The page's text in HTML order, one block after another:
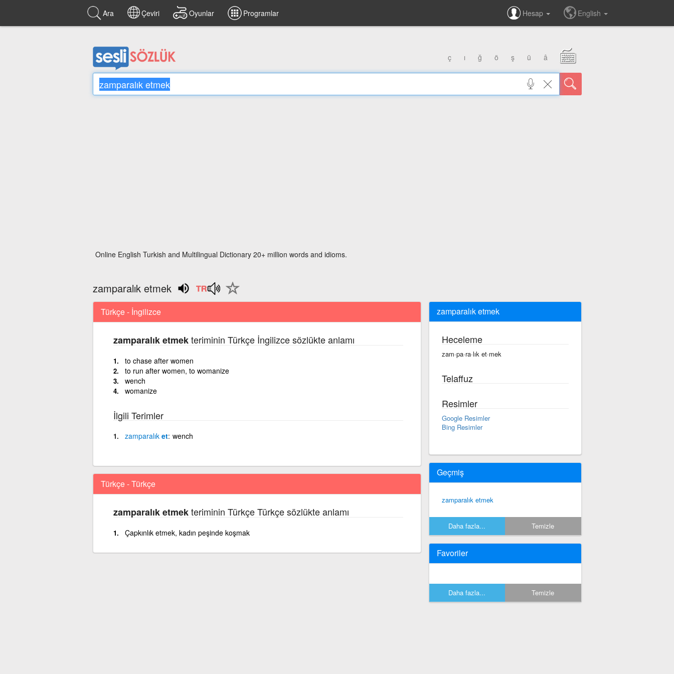
Ara Çeviri Oyunlar Programlar Hesap English
ç ı ğ ö ş ü â
Online English Turkish and Multilingual Dictionary 20+ million words and idioms.
zamparalık etmek
Türkçe - İngilizce
zamparalık etmekteriminin Türkçe İngilizce sözlükte anlamı
to chase after women
to run after women, to womanize
wench
womanize
İlgili Terimler
zamparalıket wench
Türkçe - Türkçe
zamparalık etmekteriminin Türkçe Türkçe sözlükte anlamı
Çapkınlık etmek, kadın peşinde koşmak
zamparalık etmek
Heceleme
zam·pa·ra·lık et·mek
Telaffuz
Resimler
Google Resimler
Bing Resimler
Geçmiş
zamparalık etmek
Daha fazla... Temizle
Favoriler
Daha fazla... Temizle